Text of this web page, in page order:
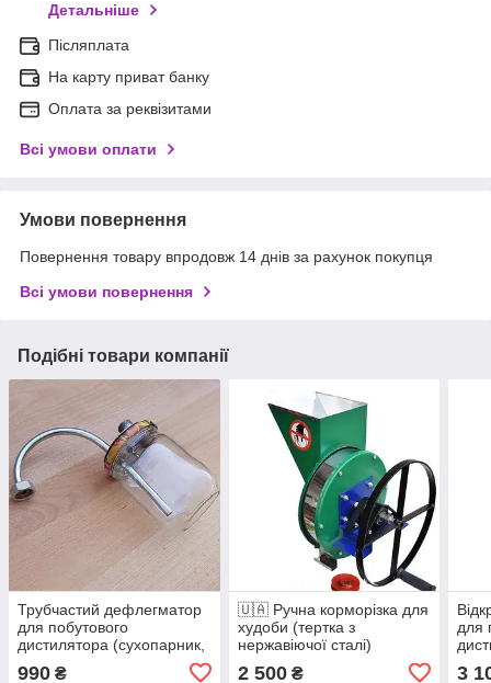
Детальніше
Післяплата
На карту приват банку
Оплата за реквізитами
Всі умови оплати
Умови повернення
Повернення товару впродовж 14 днів за рахунок покупця
Всі умови повернення
Подібні товари компанії
Трубчастий дефлегматор
для побутового
дистилятора (сухопарник,
990 ₴
🇺🇦 Ручна корморізка для
худоби (тертка з
нержавіючої сталі)
2 500₴
для
3